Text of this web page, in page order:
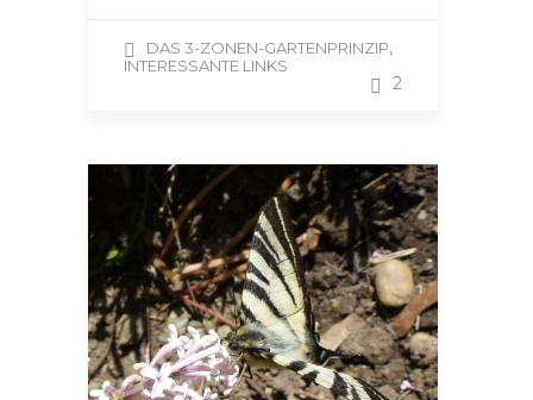
DAS 3-ZONEN-GARTENPRINZIP,
INTERESSANTE LINKS
2